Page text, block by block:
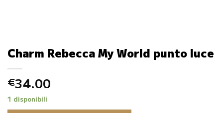
Charm Rebecca My World punto luce
€34.00
1 disponibili